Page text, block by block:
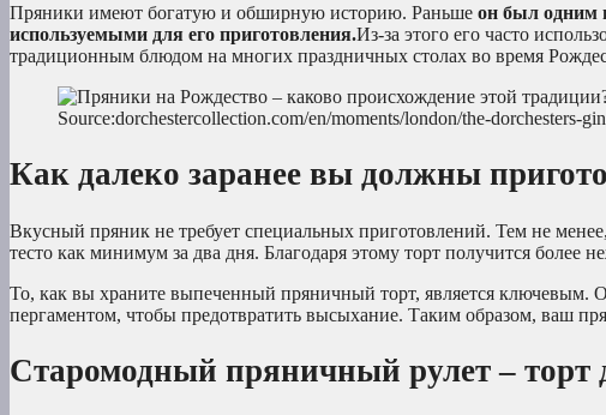
Пряники имеют богатую и обширную историю. Раньше он был одним
используемыми для его приготовления.Из-за этого его часто
традиционным блюдом на многих праздничных столах во время
Source:dorchestercollection.com/en/moments/london/the-dorchesters-
Как далеко заранее вы должны
Вкусный пряник не требует специальных приготовлений. Тем не
тесто как минимум за два дня. Благодаря этому торт получится более
То, как вы храните выпеченный пряничный торт, является ключевым.
пергаментом, чтобы предотвратить высыхание. Таким образом, ваш
Старомодный пряничный рулет – торт